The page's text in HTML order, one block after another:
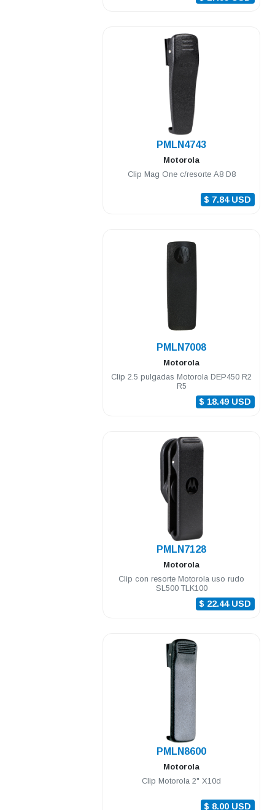
PMLN4743
Motorola
Clip Mag One c/resorte A8 D8
$ 7.84 USD
PMLN7008
Motorola
Clip 2.5 pulgadas Motorola DEP450 R2
R5
$ 18.49 USD
PMLN7128
Motorola
Clip con resorte Motorola uso rudo
SL500 TLK100
$ 22.44 USD
PMLN8600
Motorola
Clip Motorola 2" X10d
$ 8.00 USD